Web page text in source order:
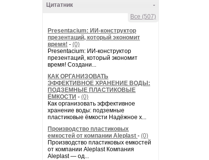
-
Цитатник
Все (507)
Presentacium: ИИ‑конструктор
презентаций, который экономит
время! - (0)
Presentacium: ИИ‑конструктор
презентаций, который экономит
время! Создани...
КАК ОРГАНИЗОВАТЬ
ЭФФЕКТИВНОЕ ХРАНЕНИЕ ВОДЫ:
ПОДЗЕМНЫЕ ПЛАСТИКОВЫЕ
ЁМКОСТИ - (0)
Как организовать эффективное
хранение воды: подземные
пластиковые ёмкости Надёжное х...
Производство пластиковых
емкостей от компании Aleplast - (0)
Производство пластиковых емкостей
от компании Aleplast Компания
Aleplast — од...